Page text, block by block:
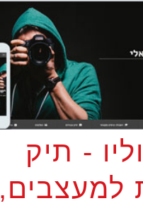
- תיק
למעצבים,